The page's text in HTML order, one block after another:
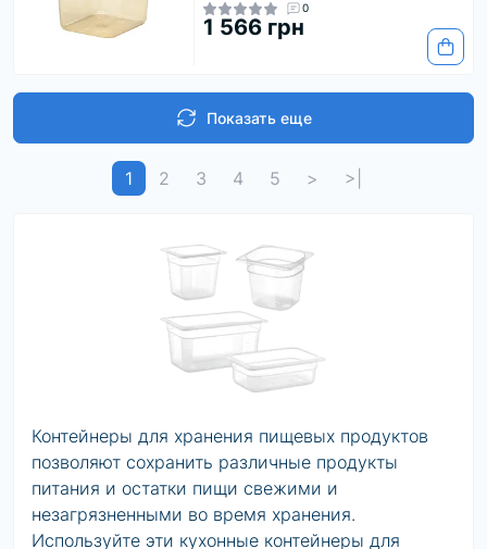
0
1 566 грн
Показать еще
1 2 3 4 5 > >|
Контейнеры для хранения пищевых продуктов
позволяют сохранить различные продукты
питания и остатки пищи свежими и
незагрязненными во время хранения.
Используйте эти кухонные контейнеры для